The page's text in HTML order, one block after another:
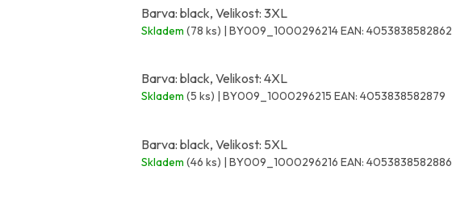
Barva: black, Velikost: 3XL
Skladem (78 ks) | BY009_1000296214EAN: 4053838582862
Barva: black, Velikost: 4XL
Skladem (5 ks) | BY009_1000296215 EAN: 4053838582879
Barva: black, Velikost: 5XL
Skladem (46 ks) | BY009_1000296216 EAN: 4053838582886